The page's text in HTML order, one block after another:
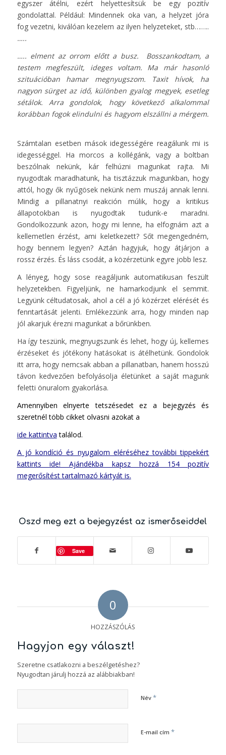
egyszer átélni, ezért helyettesítsük be egy pozitív
gondolattal. Például: Mindennek oka van, a helyzet jóra
fog vezetni, kiválóan kezelem az ilyen helyzeteket, stb……..
…..
….. elment az orrom előtt a busz. Bosszankodtam, a
testem megfeszült, ideges voltam. Ma már hasonló
szituációban hamar megnyugszom. Taxit hívok, ha
nagyon sürget az idő, különben gyalog megyek, esetleg
sétálok. Arra gondolok, hogy következő alkalommal
korábban fogok elindulni és hagyom elszállni a mérgem.
Számtalan esetben mások idegességére reagálunk mi is
idegességgel. Ha morcos a kollégánk, vagy a boltban
beszólnak nekünk, kár felhúzni magunkat rajta. Mi
nyugodtak maradhatunk, ha tisztázzuk magunkban, hogy
attól, hogy ők nyűgösek nekünk nem muszáj annak lenni.
Mindig a pillanatnyi reakción múlik, hogy a kritikus
állapotokban is nyugodtak tudunk-e maradni.
Gondolkozzunk azon, hogy mi lenne, ha elfognám azt a
kellemetlen érzést, ami keletkezett? Sőt megengedném,
hogy bennem legyen? Aztán hagyjuk, hogy átjárjon a
rossz érzés. És láss csodát, a közérzetünk egyre jobb lesz.
A lényeg, hogy sose reagáljunk automatikusan feszült
helyzetekben. Figyeljünk, ne hamarkodjunk el semmit.
Legyünk céltudatosak, ahol a cél a jó közérzet elérését és
fenntartását jelenti. Emlékezzünk arra, hogy minden nap
jól akarjuk érezni magunkat a bőrünkben.
Ha így teszünk, megnyugszunk és lehet, hogy új, kellemes
érzéseket és jótékony hatásokat is átélhetünk. Gondolok
itt arra, hogy nemcsak abban a pillanatban, hanem hosszú
távon kedvezően befolyásolja életünket a saját magunk
feletti önuralom gyakorlása.
Amennyiben elnyerte tetszésedet ez a bejegyzés és
szeretnél több cikket olvasni azokat a
ide kattintva találod.
A jó kondíció és nyugalom eléréséhez további tippekért
kattints ide! Ajándékba kapsz hozzá 154 pozitív
megerősítést tartalmazó kártyát is.
Oszd meg ezt a bejegyzést az ismerőseiddel
Save
0
HOZZÁSZÓLÁS
Hagyjon egy választ!
Szeretne csatlakozni a beszélgetéshez?
Nyugodtan járulj hozzá az alábbiakban!
Név *
E-mail cím *